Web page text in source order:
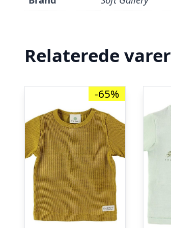
Relaterede varer
-65%